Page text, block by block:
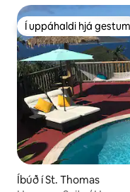
Í uppáhaldi hjá gestum
Í uppáhaldi hjá gestum
Íbúð í St. Thomas